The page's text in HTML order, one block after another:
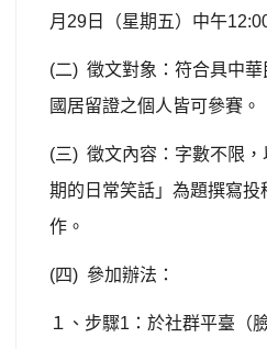
月 29 日（星期五）中午
(二) 徵文對象：符合具中
國居留證之個人皆可參賽。
(三) 徵文內容：字數不限
期的日常笑話」為題撰寫投
作。
(四) 參加辦法：
１、步驟1 ：於社群平臺（